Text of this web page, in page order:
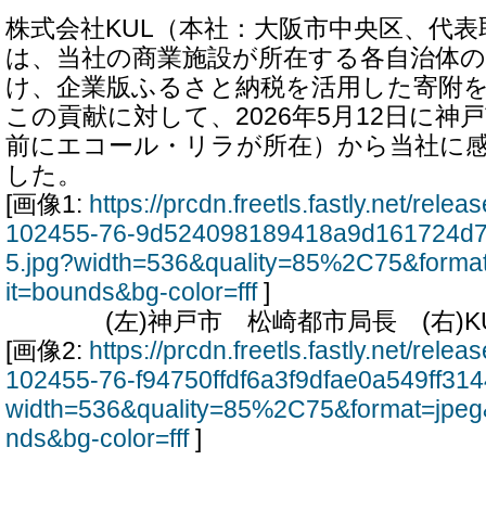
株式会社KUL（本社：大阪市中央区、代
は、当社の商業施設が所在する各自治体
け、企業版ふるさと納税を活用した寄附
この貢献に対して、2026年5月12日に神
前にエコール・リラが所在）から当社に
した。
[画像1: https://prcdn.freetls.fastly.net/
102455-76-
it=bounds&bg-color=fff]
(左)神戸市 松崎都市局長 (右
[画像2: https://prcdn.freetls.fastly.net/
102455-76-
nds&bg-color=fff]